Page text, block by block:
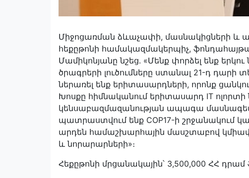
Միջոցառման ձևաչափի, մասնակիցների և
հեքըթոնի համակազմակերպիչ,
Մամիկոնյանը նշեց․ «Մենք փորձել ենք
ծրագրերի լուծումները ստանալ 21-դ դարի
ներառել ենք երիտասարդների, որոնք
Խոսքը հիմնականում երիտասարդ IT ոլորտի
կենսաբազմազանության ապագա
պատրաստվում ենք COP17-ի շրջանակում
արդեն համաշխարհային մասշտաբով
և նորարարների»։
Հեքըթոնի մրցանակային՝ 3,500,000 ՀՀ դրամ